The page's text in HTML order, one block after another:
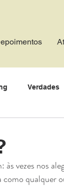
Verdades
vezes nos
qualquer